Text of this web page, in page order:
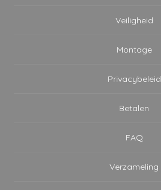
Veiligheid
Montage
Privacybeleid
Betalen
FAQ
Verzameling